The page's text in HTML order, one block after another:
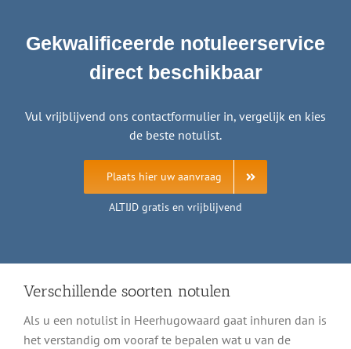
Gekwalificeerde notuleerservice
direct beschikbaar
Vul vrijblijvend ons contactformulier in, vergelijk en kies
de beste notulist.
Plaats hier uw aanvraag
ALTIJD gratis en vrijblijvend
Verschillende soorten notulen
Als u een notulist in Heerhugowaard gaat inhuren dan is
het verstandig om vooraf te bepalen wat u van de